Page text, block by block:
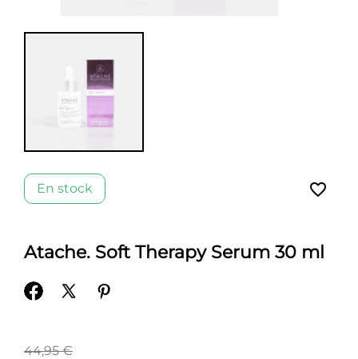
En stock favorite_border
Atache. Soft Therapy Serum 30 ml
44,95 €